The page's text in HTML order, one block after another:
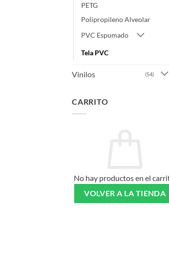
PETG
Polipropileno Alveolar
PVC Espumado
Tela PVC
Vinilos (54)
CARRITO
No hay productos en el
VOLVER A LA TIENDA